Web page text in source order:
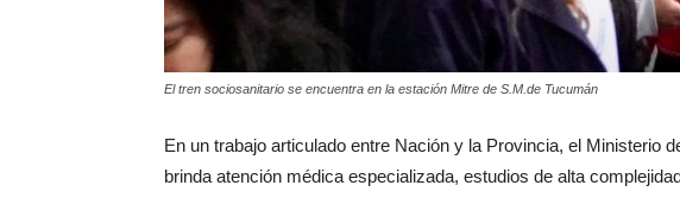
El tren sociosanitario se encuentra en la estación Mitre de S.M.de Tucumán
En un trabajo articulado entre Nación y la Provincia, el Ministerio
brinda atención médica especializada, estudios de alta